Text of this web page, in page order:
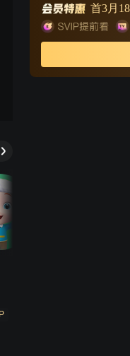
黑魔王及手下进行着
首3月